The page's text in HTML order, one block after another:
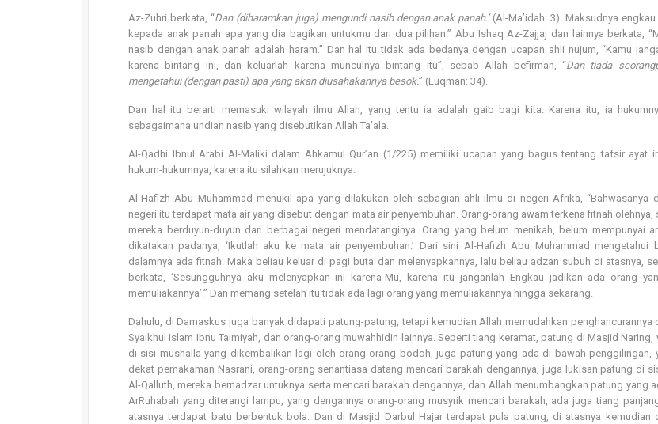
Az-Zuhri berkata, “Dan (diharamkan juga) mengundi nasib dengan anak panah.’(Al-Ma’idah: 3). Maksudnya engkau
kepada anak panah apa yang dia bagikan untukmu dari dua pilihan.” Abu Ishaq Az-Zajjaj dan lainnya berkata,
nasib dengan anak panah adalah haram.” Dan hal itu tidak ada bedanya dengan ucapan ahli nujum, “Kamu
karena bintang ini, dan keluarlah karena munculnya bintang itu”, sebab Allah befirman, “Dan tiada
mengetahui (dengan pasti) apa yang akan diusahakannya besok.” (Luqman: 34).
Dan hal itu berarti memasuki wilayah ilmu Allah, yang tentu ia adalah gaib bagi kita. Karena itu, ia
sebagaimana undian nasib yang disebutikan Allah Ta’ala.
Al-Qadhi Ibnul Arabi Al-Maliki dalam Ahkamul Qur’an (1/225) memiliki ucapan yang bagus tentang tafsir ayat
hukum-hukumnya, karena itu silahkan merujuknya.
Al-Hafizh Abu Muhammad menukil apa yang dilakukan oleh sebagian ahli ilmu di negeri Afrika, “Bahwasanya
negeri itu terdapat mata air yang disebut dengan mata air penyembuhan. Orang-orang awam terkena fitnah olehnya,
mereka berduyun-duyun dari berbagai negeri mendatanginya. Orang yang belum menikah, belum mempunyai
dikatakan padanya, ‘Ikutlah aku ke mata air penyembuhan.’ Dari sini Al-Hafizh Abu Muhammad mengetahui
dalamnya ada fitnah. Maka beliau keluar di pagi buta dan melenyapkannya, lalu beliau adzan subuh di atasnya,
berkata, ‘Sesungguhnya aku melenyapkan ini karena-Mu, karena itu janganlah Engkau jadikan ada orang
memuliakannya’.” Dan memang setelah itu tidak ada lagi orang yang memuliakannya hingga sekarang.
Dahulu, di Damaskus juga banyak didapati patung-patung, tetapi kemudian Allah memudahkan penghancurannya
Syaikhul Islam Ibnu Taimiyah, dan orang-orang muwahhidin lainnya. Seperti tiang keramat, patung di Masjid Naring,
di sisi mushalla yang dikembalikan lagi oleh orang-orang bodoh, juga patung yang ada di bawah penggilingan,
dekat pemakaman Nasrani, orang-orang senantiasa datang mencari barakah dengannya, juga lukisan patung di
Al-Qalluth, mereka bernadzar untuknya serta mencari barakah dengannya, dan Allah menumbangkan patung yang
ArRuhabah yang diterangi lampu, yang dengannya orang-orang musyrik mencari barakah, ada juga tiang
atasnya terdapat batu berbentuk bola. Dan di Masjid Darbul Hajar terdapat pula patung, di atasnya kemudian